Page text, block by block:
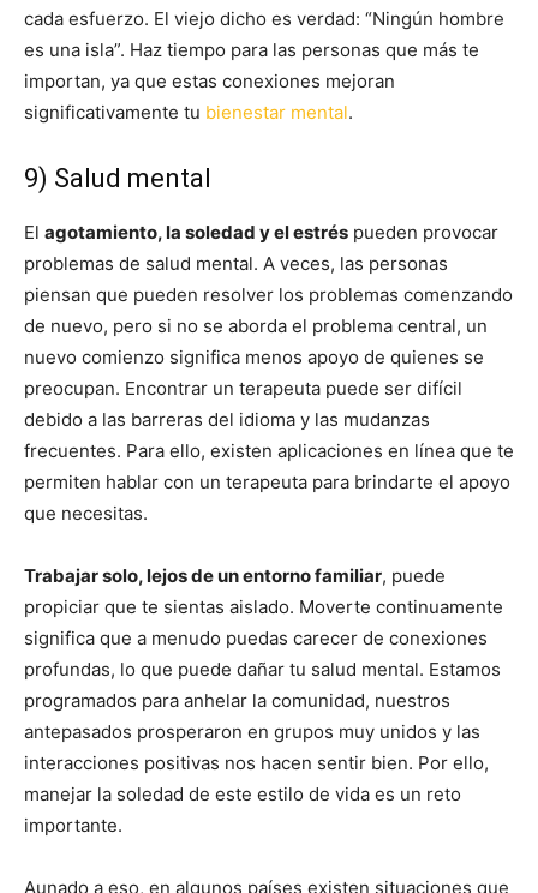
cada esfuerzo. El viejo dicho es verdad: “Ningún hombre
es una isla”. Haz tiempo para las personas que más te
importan, ya que estas conexiones mejoran
significativamente tu bienestar mental.
9) Salud mental
El agotamiento, la soledad y el estrés pueden provocar
problemas de salud mental. A veces, las personas
piensan que pueden resolver los problemas comenzando
de nuevo, pero si no se aborda el problema central, un
nuevo comienzo significa menos apoyo de quienes se
preocupan. Encontrar un terapeuta puede ser difícil
debido a las barreras del idioma y las mudanzas
frecuentes. Para ello, existen aplicaciones en línea que te
permiten hablar con un terapeuta para brindarte el apoyo
que necesitas.
Trabajar solo, lejos de un entorno familiar, puede
propiciar que te sientas aislado. Moverte continuamente
significa que a menudo puedas carecer de conexiones
profundas, lo que puede dañar tu salud mental. Estamos
programados para anhelar la comunidad, nuestros
antepasados prosperaron en grupos muy unidos y las
interacciones positivas nos hacen sentir bien. Por ello,
manejar la soledad de este estilo de vida es un reto
importante.
Aunado a eso, en algunos países existen situaciones que